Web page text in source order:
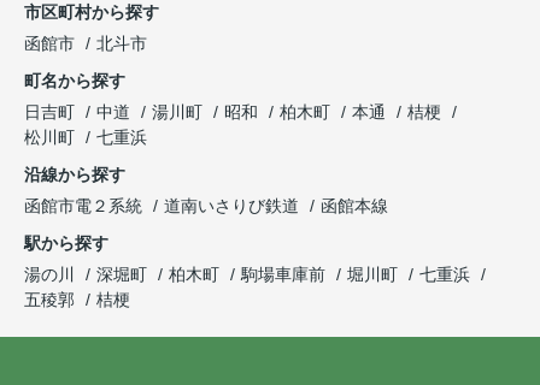
市区町村から探す
函館市
北斗市
町名から探す
日吉町
中道 湯川町 昭和 柏木町 本通
桔梗
松川町
七重浜
沿線から探す
函館市電２系統
道南いさりび鉄道
函館本線
駅から探す
湯の川
深堀町 柏木町 駒場車庫前 堀川町
七重浜
五稜郭
桔梗